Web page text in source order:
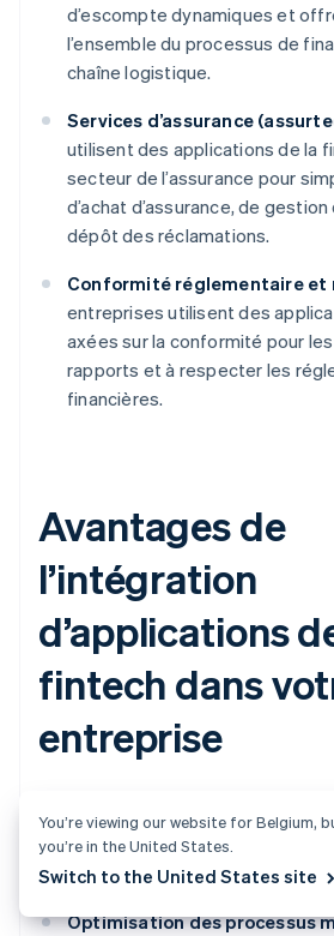
d’escompte dynamiques et
l’ensemble du processus de
chaîne logistique.
Services d’assurance
utilisent des applications de la
secteur de l’assurance pour
d’achat d’assurance, de
dépôt des réclamations.
Conformité réglementaire et
entreprises utilisent des
axées sur la conformité pour
rapports et à respecter les
financières.
Avantages de
l’intégration
d’applications
fintech dans
entreprise
atouts pour les entreprises. Voici
détaillé.
Optimisation des processus
You’re viewing our website for Belgium,
you’re in the United States.
Switch to the United States site